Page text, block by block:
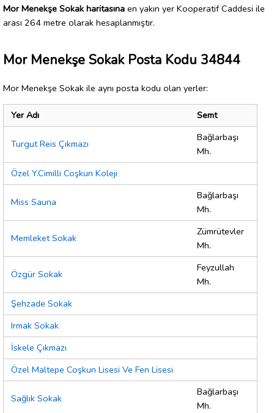
Mor Menekşe Sokak haritasına en yakın yer Kooperatif Caddesi ile
arası 264 metre olarak hesaplanmıştır.
Mor Menekşe Sokak Posta Kodu 34844
Mor Menekşe Sokak ile aynı posta kodu olan yerler:
Yer Adı Semt
Turgut Reis Çıkmazı
Bağlarbaşı
Mh.
Özel Y.Cimilli Coşkun Koleji
Miss Sauna
Bağlarbaşı
Mh.
Memleket Sokak
Zümrütevler
Mh.
Özgür Sokak
Feyzullah
Mh.
Şehzade Sokak
Irmak Sokak
İskele Çıkmazı
Özel Maltepe Coşkun Lisesi Ve Fen Lisesi
Sağlık Sokak
Bağlarbaşı
Mh.